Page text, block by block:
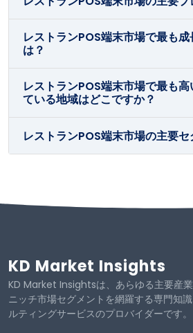
レストランPOS端末市場で最も
は？
レストランPOS端末市場で最も
ている地域はどこですか？
レストランPOS端末市場の主要セ
KD Market Insights
KD Market Insightsは、あらゆる主要産
ニッチ市場セグメントを網羅する専門知
ルティングサービスのプロバイダーです。